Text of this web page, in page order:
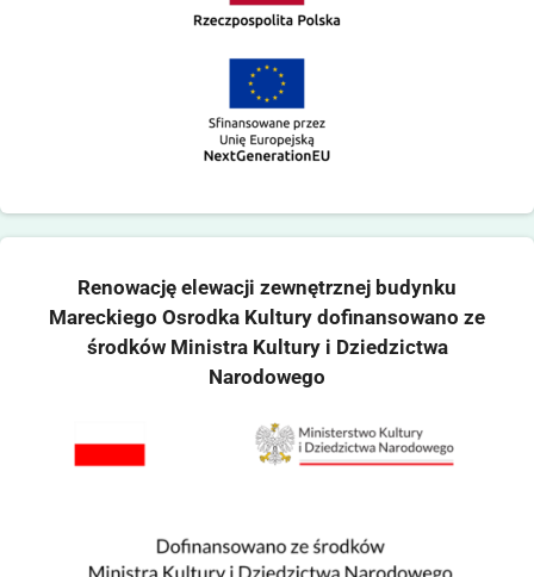
Renowację elewacji zewnętrznej budynku
Mareckiego Osrodka Kultury dofinansowano ze
środków Ministra Kultury i Dziedzictwa
Narodowego